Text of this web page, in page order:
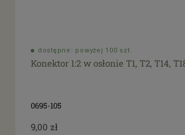
dostępne: powyżej 100 szt.
Konektor 1:2 w osłonie T1, T2, T14,
0695-105
9,00 zł